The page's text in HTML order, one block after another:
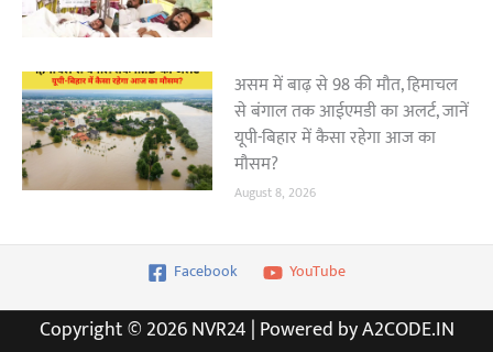
असम में बाढ़ से 98 की मौत, हिमाचल
से बंगाल तक आईएमडी का अलर्ट, जानें
यूपी-बिहार में कैसा रहेगा आज का
मौसम?
August 8, 2026
Facebook YouTube
Copyright © 2026 NVR24 | Powered by A2CODE.IN